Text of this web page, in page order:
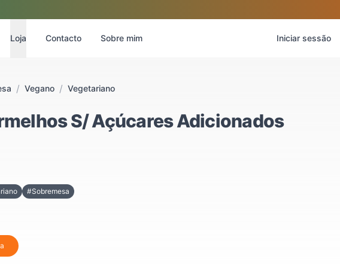
Loja Contacto Sobre mim Iniciar sessão
/ Vegano / Vegetariano
S/ Açúcares Adicionados
#Sobremesa